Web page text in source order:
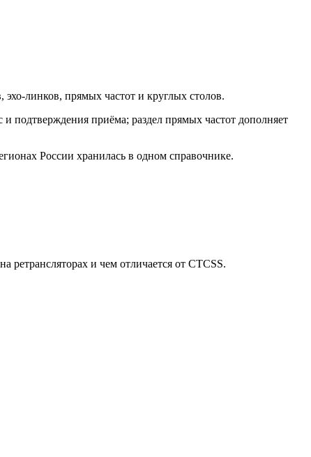
линков, прямых частот и круглых столов.
подтверждения приёма; раздел прямых частот дополняет
России хранилась в одном справочнике.
ретрансляторах и чем отличается от CTCSS.